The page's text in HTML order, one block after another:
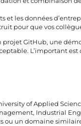
les données
pour que vos
GitHub, une
L’important
of Applied
Industrial
ou un domaine